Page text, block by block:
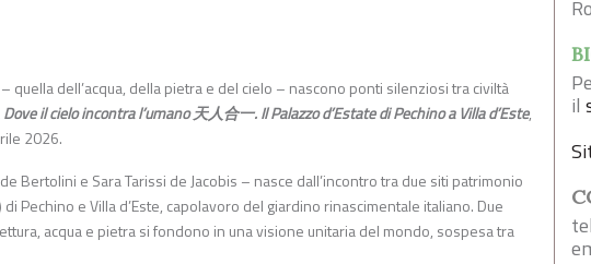
quella dell’acqua, della pietra e del cielo – nascono ponti silenziosi tra civiltà
Dove il cielo incontra l’umano天人合一. Il Palazzo d’Estate di Pechino a Villa d’Este,
2026.
Bertolini e Sara Tarissi de Jacobis – nasce dall’incontro tra due siti patrimonio
di Pechino e Villa d’Este, capolavoro del giardino rinascimentale italiano. Due
acqua e pietra si fondono in una visione unitaria del mondo, sospesa tra
il